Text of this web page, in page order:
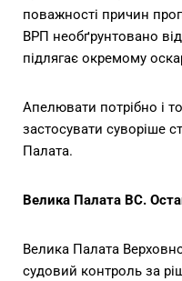
поважності причин
ВРП необґрунтовано
підлягає окремому
Апелювати потрібно і
застосувати суворіше
Палата.
Велика Палата ВС.
Велика Палата
судовий контроль за